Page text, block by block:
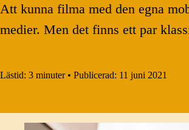
Att kunna filma med den egna
medier. Men det finns ett par
Lästid: 3 minuter • Publicerad: 11 juni 2021